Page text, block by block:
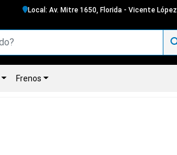
Local: Av. Mitre 1650, Florida - Vicente López
Frenos